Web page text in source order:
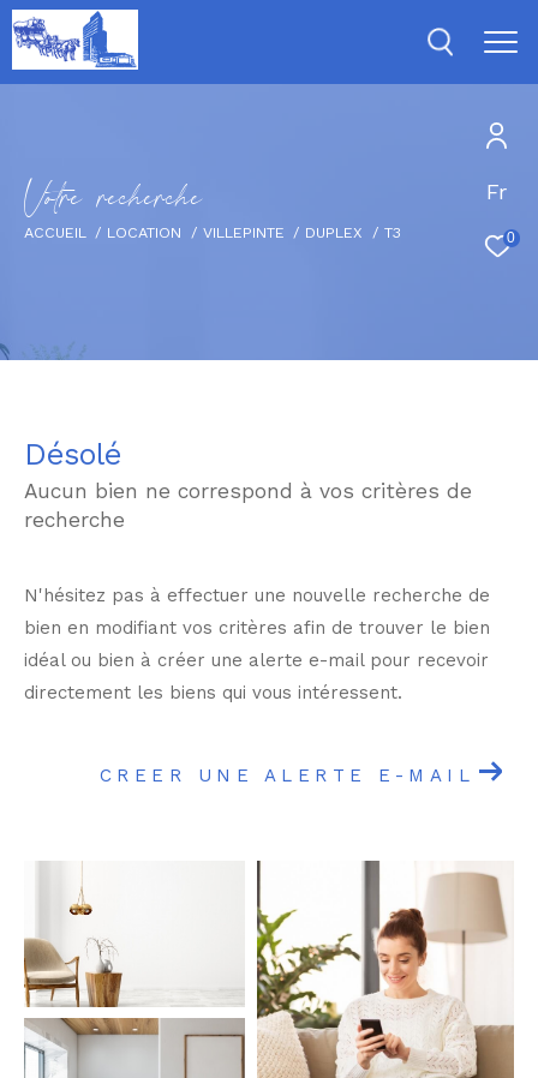
Fr
0
Votre recherche
ACCUEIL LOCATION VILLEPINTE DUPLEX T3
Désolé
Aucun bien ne correspond à vos critères de
recherche
N'hésitez pas à effectuer une nouvelle recherche de
bien en modifiant vos critères afin de trouver le bien
idéal ou bien à créer une alerte e-mail pour recevoir
directement les biens qui vous intéressent.
CREER UNE ALERTE E-MAIL